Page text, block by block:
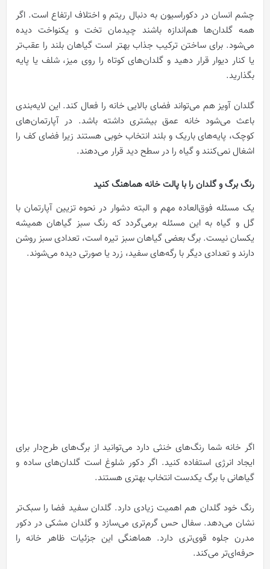
چشم انسان در دکوراسیون به دنبال ریتم و اختلاف ارتفاع است. اگر
همه گلدان‌ها هم‌اندازه باشند چیدمان تخت و یکنواخت دیده
می‌شود. برای ساختن ترکیب جذاب بهتر است گیاهان بلند را عقب‌تر
یا کنار دیوار قرار دهید و گلدان‌های کوتاه را روی میز، شلف یا پایه
بگذارید.
گلدان آویز هم می‌تواند فضای بالایی خانه را فعال کند. این لایه‌بندی
باعث می‌شود خانه عمق بیشتری داشته باشد. در آپارتمان‌های
کوچک، پایه‌های باریک و بلند انتخاب خوبی هستند زیرا فضای کف را
اشغال نمی‌کنند و گیاه را در سطح دید قرار می‌دهند.
رنگ برگ و گلدان را با پالت خانه هماهنگ کنید
یک مسئله فوق‌العاده مهم و البته دشوار در نحوه تزیین آپارتمان با
گل و گیاه به این مسئله برمی‌گردد که رنگ سبز گیاهان همیشه
یکسان نیست. برگ بعضی گیاهان سبز تیره است، تعدادی سبز روشن
دارند و تعدادی دیگر با رگه‌های سفید، زرد یا صورتی دیده می‌شوند.
اگر خانه شما رنگ‌های خنثی دارد می‌توانید از برگ‌های طرح‌دار برای
ایجاد انرژی استفاده کنید. اگر دکور شلوغ است گلدان‌های ساده و
گیاهانی با برگ یکدست انتخاب بهتری هستند.
رنگ خود گلدان هم اهمیت زیادی دارد. گلدان سفید فضا را سبک‌تر
نشان می‌دهد. سفال حس گرم‌تری می‌سازد و گلدان مشکی در دکور
مدرن جلوه قوی‌تری دارد. هماهنگی این جزئیات ظاهر خانه را
حرفه‌ای‌تر می‌کند.